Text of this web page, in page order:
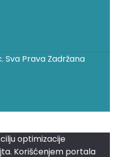
Sva Prava Zadržana
optimizacije
Korišćenjem portala